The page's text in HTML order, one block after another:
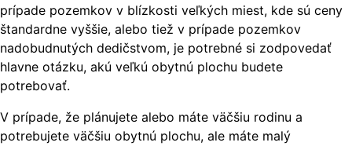
prípade pozemkov v blízkosti veľkých miest, kde sú ceny
štandardne vyššie, alebo tiež v prípade pozemkov
nadobudnutých dedičstvom, je potrebné si zodpovedať
hlavne otázku, akú veľkú obytnú plochu budete
potrebovať.
V prípade, že plánujete alebo máte väčšiu rodinu a
potrebujete väčšiu obytnú plochu, ale máte malý